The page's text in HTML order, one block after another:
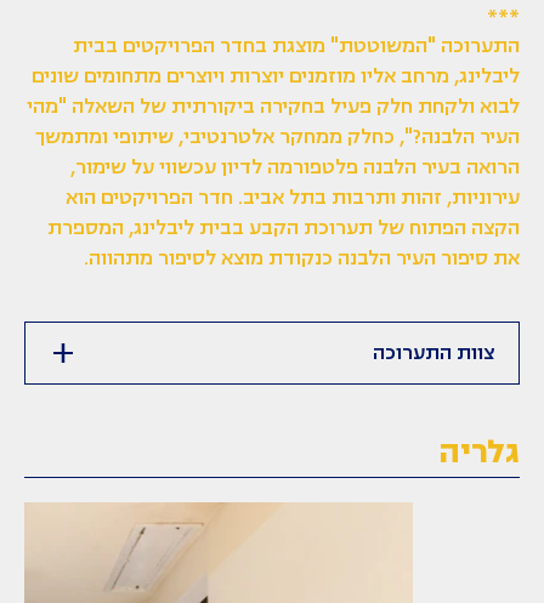
***
התערוכה "המשוטטת" מוצגת בחדר הפרויקטים בבית
ליבלינג, מרחב אליו מוזמנים יוצרות ויוצרים מתחומים שונים
לבוא ולקחת חלק פעיל בחקירה ביקורתית של השאלה "מהי
העיר הלבנה?", כחלק ממחקר אלטרנטיבי, שיתופי ומתמשך
הרואה בעיר הלבנה פלטפורמה לדיון עכשווי על שימור,
עירוניות, זהות ותרבות בתל אביב. חדר הפרויקטים הוא
הקצה הפתוח של תערוכת הקבע בבית ליבלינג, המספרת
את סיפור העיר הלבנה כנקודת מוצא לסיפור מתהווה.
גלריה
צוות התערוכה